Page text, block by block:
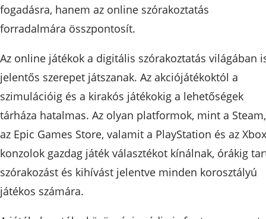
fogadásra, hanem az online szórakoztatás
forradalmára összpontosít.
Az online játékok a digitális szórakoztatás világában
jelentős szerepet játszanak. Az akciójátékoktól a
szimulációig és a kirakós játékokig a lehetőségek
tárháza hatalmas. Az olyan platformok, mint a Steam,
az Epic Games Store, valamit a PlayStation és az Xbox
konzolok gazdag játék választékot kínálnak, órákig
szórakozást és kihívást jelentve minden korosztályú
játékos számára.